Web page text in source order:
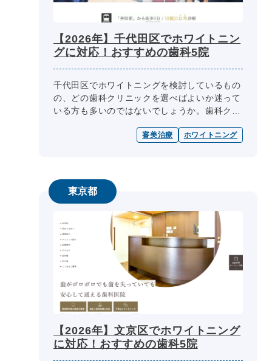
【2026年】千代田区でホワイトニン
グに対応！おすすめの歯科5院
千代田区でホワイトニングを検討しているもの
の、どの歯科クリニックを選べばよいか迷って
いる方も多いのではないでしょうか。歯科クリ
容、診療日・診療時間、院内設備、費...
審美治療 ホワイトニング
東京都
【2026年】文京区でホワイトニング
に対応！おすすめの歯科5院